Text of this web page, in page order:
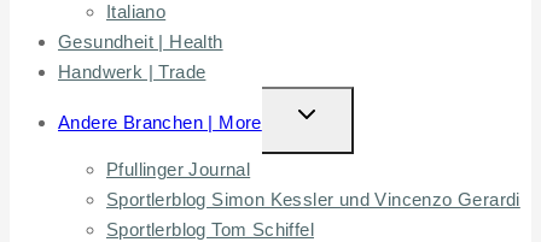
Italiano
Gesundheit | Health
Handwerk | Trade
Andere Branchen | More
TOGGLE
CHILD
Pfullinger Journal
Sportlerblog Simon Kessler und Vincenzo Gerardi
Sportlerblog Tom Schiffel